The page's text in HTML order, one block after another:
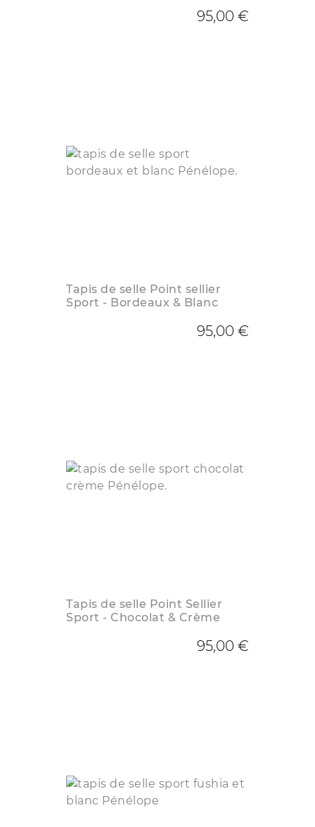
95,00 €
Tapis de selle Point sellier
Sport - Bordeaux & Blanc
95,00 €
Tapis de selle Point Sellier
Sport - Chocolat & Crème
95,00 €